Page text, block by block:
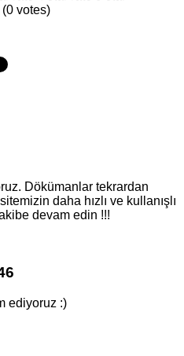
votes)
Dökümanlar tekrardan
daha hızlı ve kullanışlı
devam edin !!!
ediyoruz :)